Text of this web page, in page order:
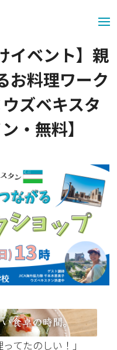
イベント】親
お料理ワーク
ズベキスタ
・無料】
てたのしい！」